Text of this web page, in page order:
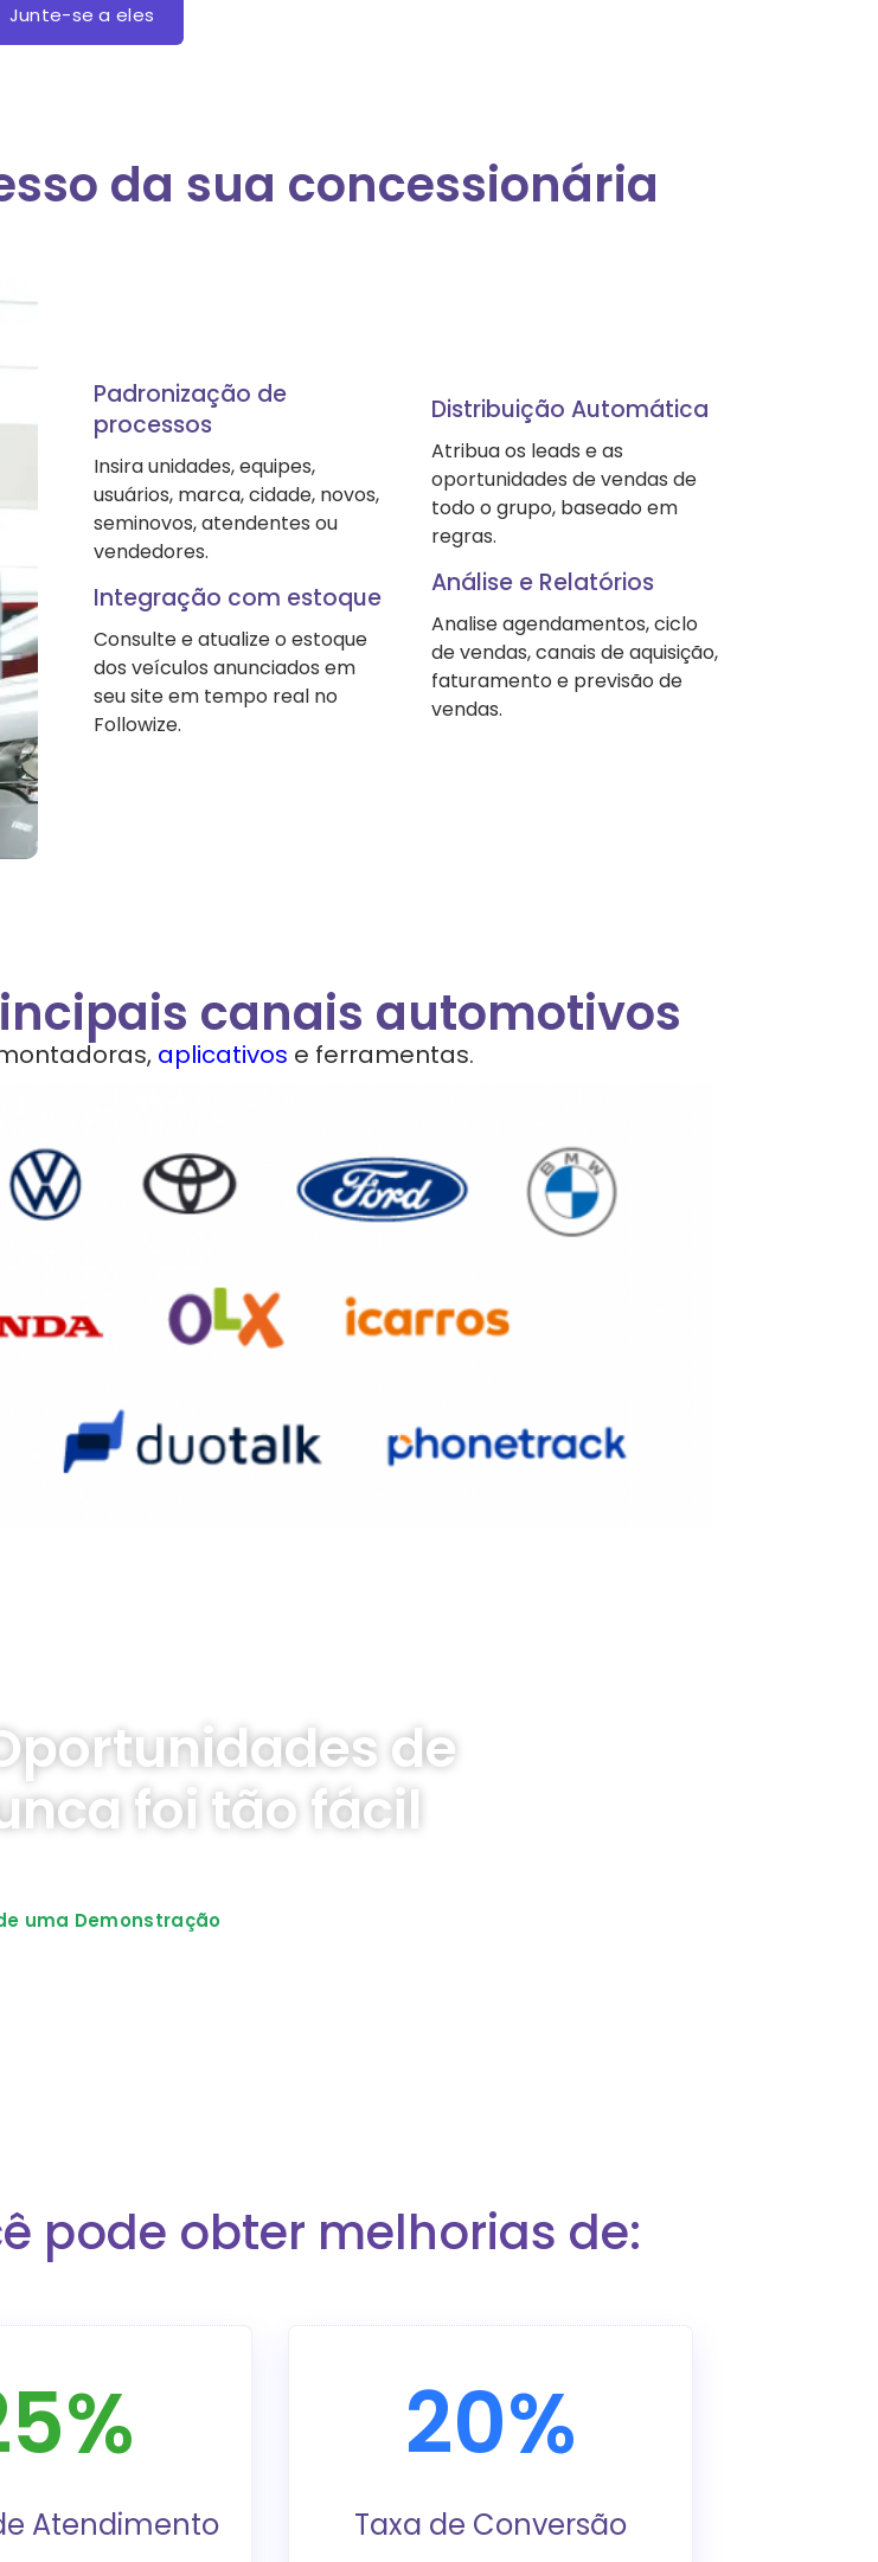
da sua concessionária
Junte-se a eles
Padronização de
processos
Insira unidades, equipes,
usuários, marca, cidade, novos,
seminovos, atendentes ou
vendedores.
Integração com estoque
Consulte e atualize o estoque
dos veículos anunciados em
seu site em tempo real no
Followize.
Distribuição Automática
Atribua os leads e as
oportunidades de vendas de
todo o grupo, baseado em
regras.
Análise e Relatórios
Analise agendamentos, ciclo
de vendas, canais de aquisição,
faturamento e previsão de
vendas.
canais automotivos
aplicativos e ferramentas.
de
foi tão fácil
uma Demonstração
pode obter melhorias de:
Atendimento
20%
Taxa de Conversão